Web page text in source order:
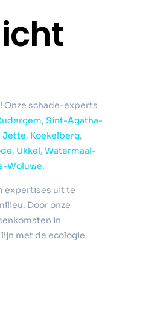
Onze schade-experts
, Sint-Agatha-
Jette, Koekelberg,
, Ukkel, Watermaal-
Woluwe.
expertises uit te
Door onze
in
met de ecologie.